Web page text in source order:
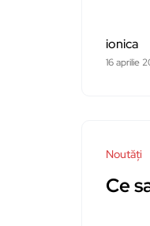
ionica
16 aprilie
Noutăți
Ce